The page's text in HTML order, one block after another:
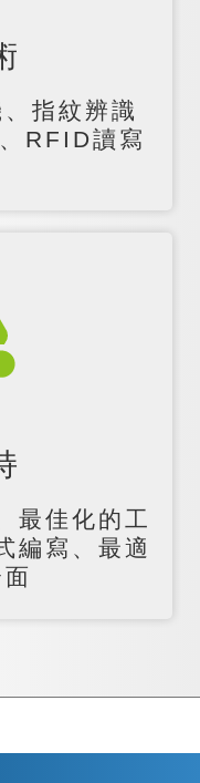
指紋辨識
RFID讀寫
最佳化的工
編寫、最適